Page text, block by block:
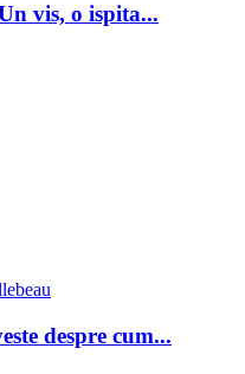
vis, o ispita...
despre cum...